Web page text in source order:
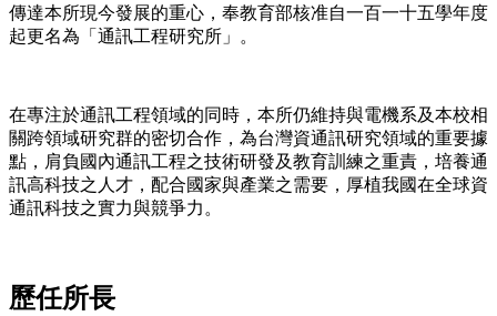
傳達本所現今發展的重心，奉教育部核准自一百一十五學年度
起更名為「通訊工程研究所」。
在專注於通訊工程領域的同時，本所仍維持與電機系及本校相
關跨領域研究群的密切合作，為台灣資通訊研究領域的重要據
點，肩負國內通訊工程之技術研發及教育訓練之重責，培養通
訊高科技之人才，配合國家與產業之需要，厚植我國在全球資
通訊科技之實力與競爭力。
歷任所長